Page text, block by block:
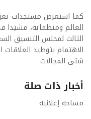
كما استعرض مستجدات
العالم ومنظماته، مشيدا
الثالث لمجلس التنسيق
الاهتمام بتوطيد
شتى المجالات.
أخبار ذات صلة
مساحة إعلانية